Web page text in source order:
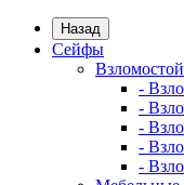
Назад
Сейфы
-
-
-
-
-